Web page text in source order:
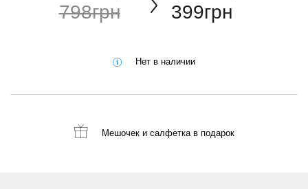
798грн 399грн
Нет в наличии
Мешочек и салфеткав подарок